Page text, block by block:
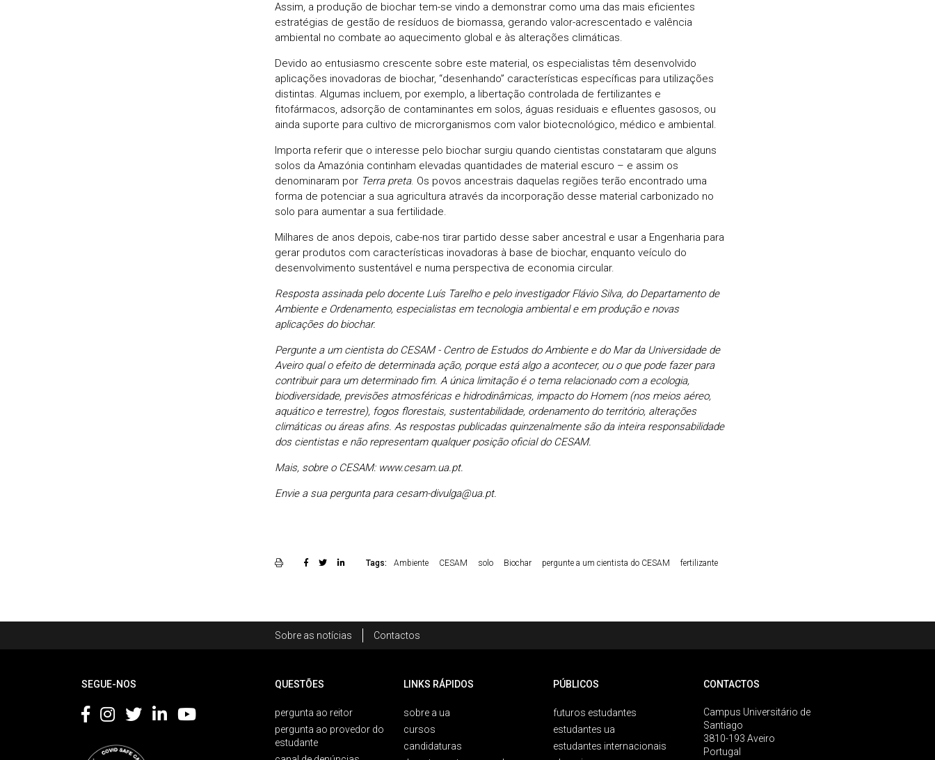
Assim, a produção de biochar tem-se vindo a demonstrar como uma das mais eficientes
estratégias de gestão de resíduos de biomassa, gerando valor-acrescentado e valência
ambiental no combate ao aquecimento global e às alterações climáticas.
Devido ao entusiasmo crescente sobre este material, os especialistas têm desenvolvido
aplicações inovadoras de biochar, “desenhando” características específicas para utilizações
distintas. Algumas incluem, por exemplo, a libertação controlada de fertilizantes e
fitofármacos, adsorção de contaminantes em solos, águas residuais e efluentes gasosos, ou
ainda suporte para cultivo de microrganismos com valor biotecnológico, médico e ambiental.
Importa referir que o interesse pelo biochar surgiu quando cientistas constataram que alguns
solos da Amazónia continham elevadas quantidades de material escuro – e assim os
denominaram por Terra preta. Os povos ancestrais daquelas regiões terão encontrado uma
forma de potenciar a sua agricultura através da incorporação desse material carbonizado no
solo para aumentar a sua fertilidade.
Milhares de anos depois, cabe-nos tirar partido desse saber ancestral e usar a Engenharia para
gerar produtos com características inovadoras à base de biochar, enquanto veículo do
desenvolvimento sustentável e numa perspectiva de economia circular.
Resposta assinada pelo docente Luís Tarelho e pelo investigador Flávio Silva, do Departamento de
Ambiente e Ordenamento, especialistas em tecnologia ambiental e em produção e novas
aplicações do biochar.
Pergunte a um cientista do CESAM - Centro de Estudos do Ambiente e do Mar da Universidade de
Aveiro qual o efeito de determinada ação, porque está algo a acontecer, ou o que pode fazer para
contribuir para um determinado fim. A única limitação é o tema relacionado com a ecologia,
biodiversidade, previsões atmosféricas e hidrodinâmicas, impacto do Homem (nos meios aéreo,
aquático e terrestre), fogos florestais, sustentabilidade, ordenamento do território, alterações
climáticas ou áreas afins. As respostas publicadas quinzenalmente são da inteira responsabilidade
dos cientistas e não representam qualquer posição oficial do CESAM.
Mais, sobre o CESAM: www.cesam.ua.pt.
Envie a sua pergunta para cesam-divulga@ua.pt.
Tags: Ambiente CESAM solo Biochar pergunte a um cientista do CESAM fertilizante
Sobre as notícias Contactos
SEGUE-NOS QUESTÕES
pergunta ao reitor
pergunta ao provedor do
estudante
LINKS RÁPIDOS
sobre a ua
cursos
candidaturas
PÚBLICOS
futuros estudantes
estudantes ua
estudantes internacionais
CONTACTOS
Campus Universitário de
Santiago
3810-193 Aveiro
Portugal